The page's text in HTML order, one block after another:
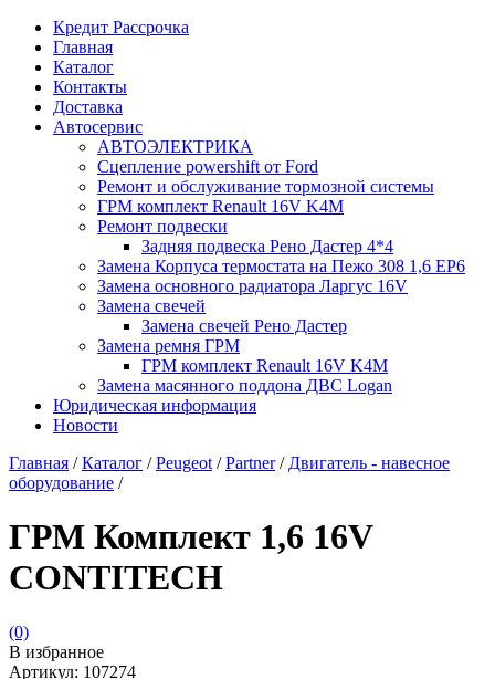
Кредит Рассрочка
Главная
Каталог
Контакты
Доставка
Автосервис
АВТОЭЛЕКТРИКА
Сцепление powershift от Ford
Ремонт и обслуживание тормозной системы
ГРМ комплект Renault 16V K4M
Ремонт подвески
Задняя подвеска Рено Дастер 4*4
Замена Корпуса термостата на Пежо 308 1,6 EP6
Замена основного радиатора Ларгус 16V
Замена свечей
Замена свечей Рено Дастер
Замена ремня ГРМ
ГРМ комплект Renault 16V K4M
Замена масянного поддона ДВС Logan
Юридическая информация
Новости
Главная / Каталог / Peugeot / Partner/ Двигатель - навесное
оборудование /
ГРМ Комплект 1,6 16V
CONTITECH
(0)
В избранное
Артикул: 107274